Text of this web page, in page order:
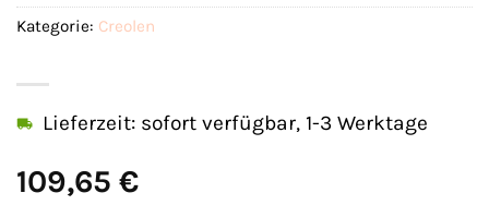
109,65 €
Lieferzeit: sofort verfügbar, 1-3 Werktage
Kategorie: Creolen